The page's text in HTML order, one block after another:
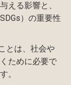
える影響と、
）の重要性
とは、社会や
ために必要で
。